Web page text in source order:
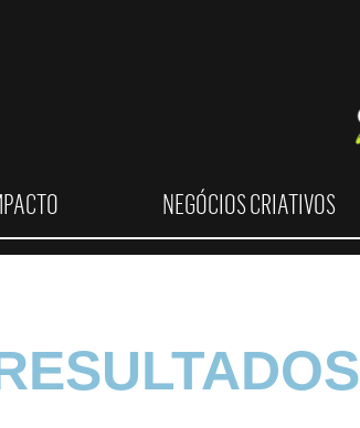
NEGÓCIOS CRIATIVOS